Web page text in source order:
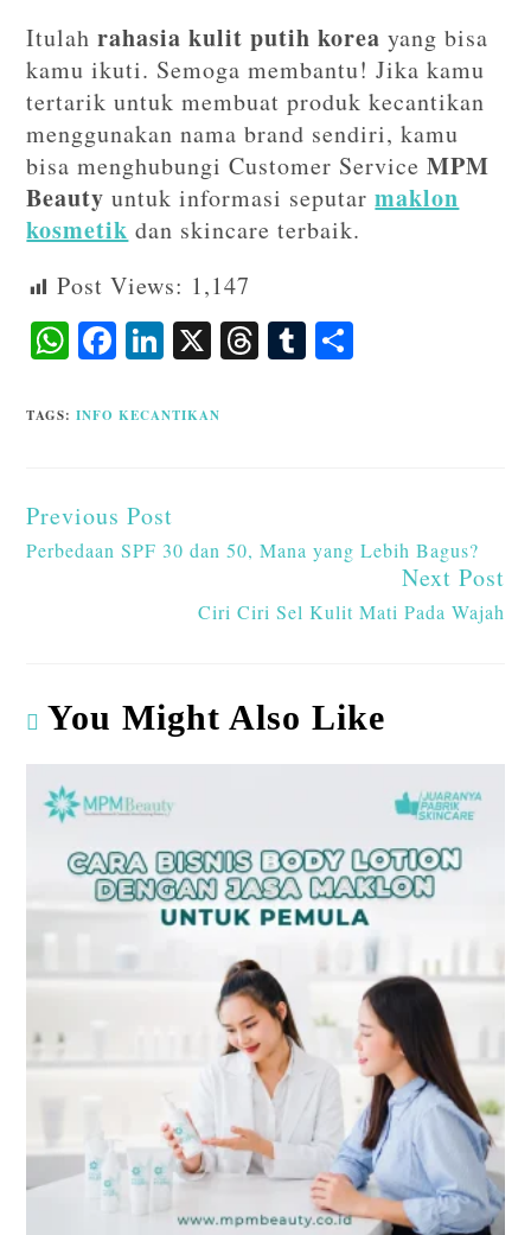
Itulahrahasia kulit putih korea yang bisa
kamu ikuti. Semoga membantu! Jika kamu
tertarik untuk membuat produk kecantikan
menggunakan nama brand sendiri, kamu
bisa menghubungi Customer ServiceMPM
Beauty untuk informasi seputarmaklon
kosmetik dan skincare terbaik.
Post Views: 1,147
W
ts
p
F
eb
k
Li
ke
X T T
TAGS:INFO KECANTIKAN
Previous Post
Perbedaan SPF 30 dan 50, Mana yang Lebih Bagus?
Next Post
Ciri Ciri Sel Kulit Mati Pada Wajah
You Might Also Like